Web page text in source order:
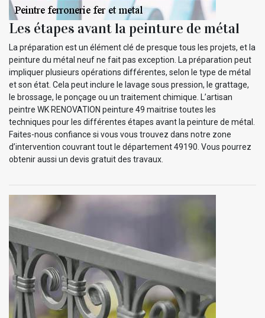
Les étapes avant la peinture de métal
La préparation est un élément clé de presque tous les projets, et la
peinture du métal neuf ne fait pas exception. La préparation peut
impliquer plusieurs opérations différentes, selon le type de métal
et son état. Cela peut inclure le lavage sous pression, le grattage,
le brossage, le ponçage ou un traitement chimique. L’artisan
peintre WK RENOVATION peinture 49 maitrise toutes les
techniques pour les différentes étapes avant la peinture de métal.
Faites-nous confiance si vous vous trouvez dans notre zone
d’intervention couvrant tout le département 49190. Vous pourrez
obtenir aussi un devis gratuit des travaux.